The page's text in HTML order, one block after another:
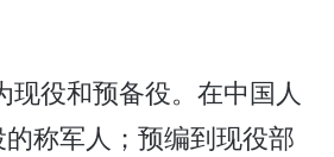
现役和预备役。在中国人
称军人；预编到现役部